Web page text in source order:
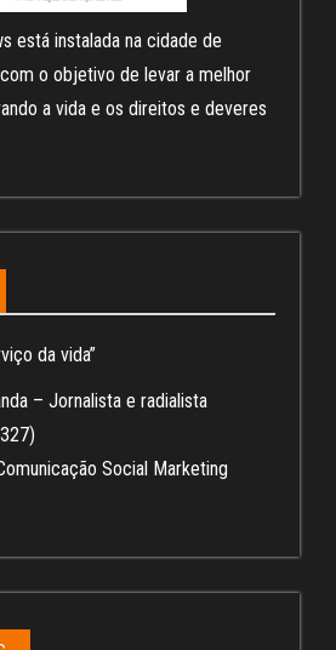
está instalada na cidade de
o objetivo de levar a melhor
a vida e os direitos e deveres
da vida”
– Jornalista e radialista
Social Marketing